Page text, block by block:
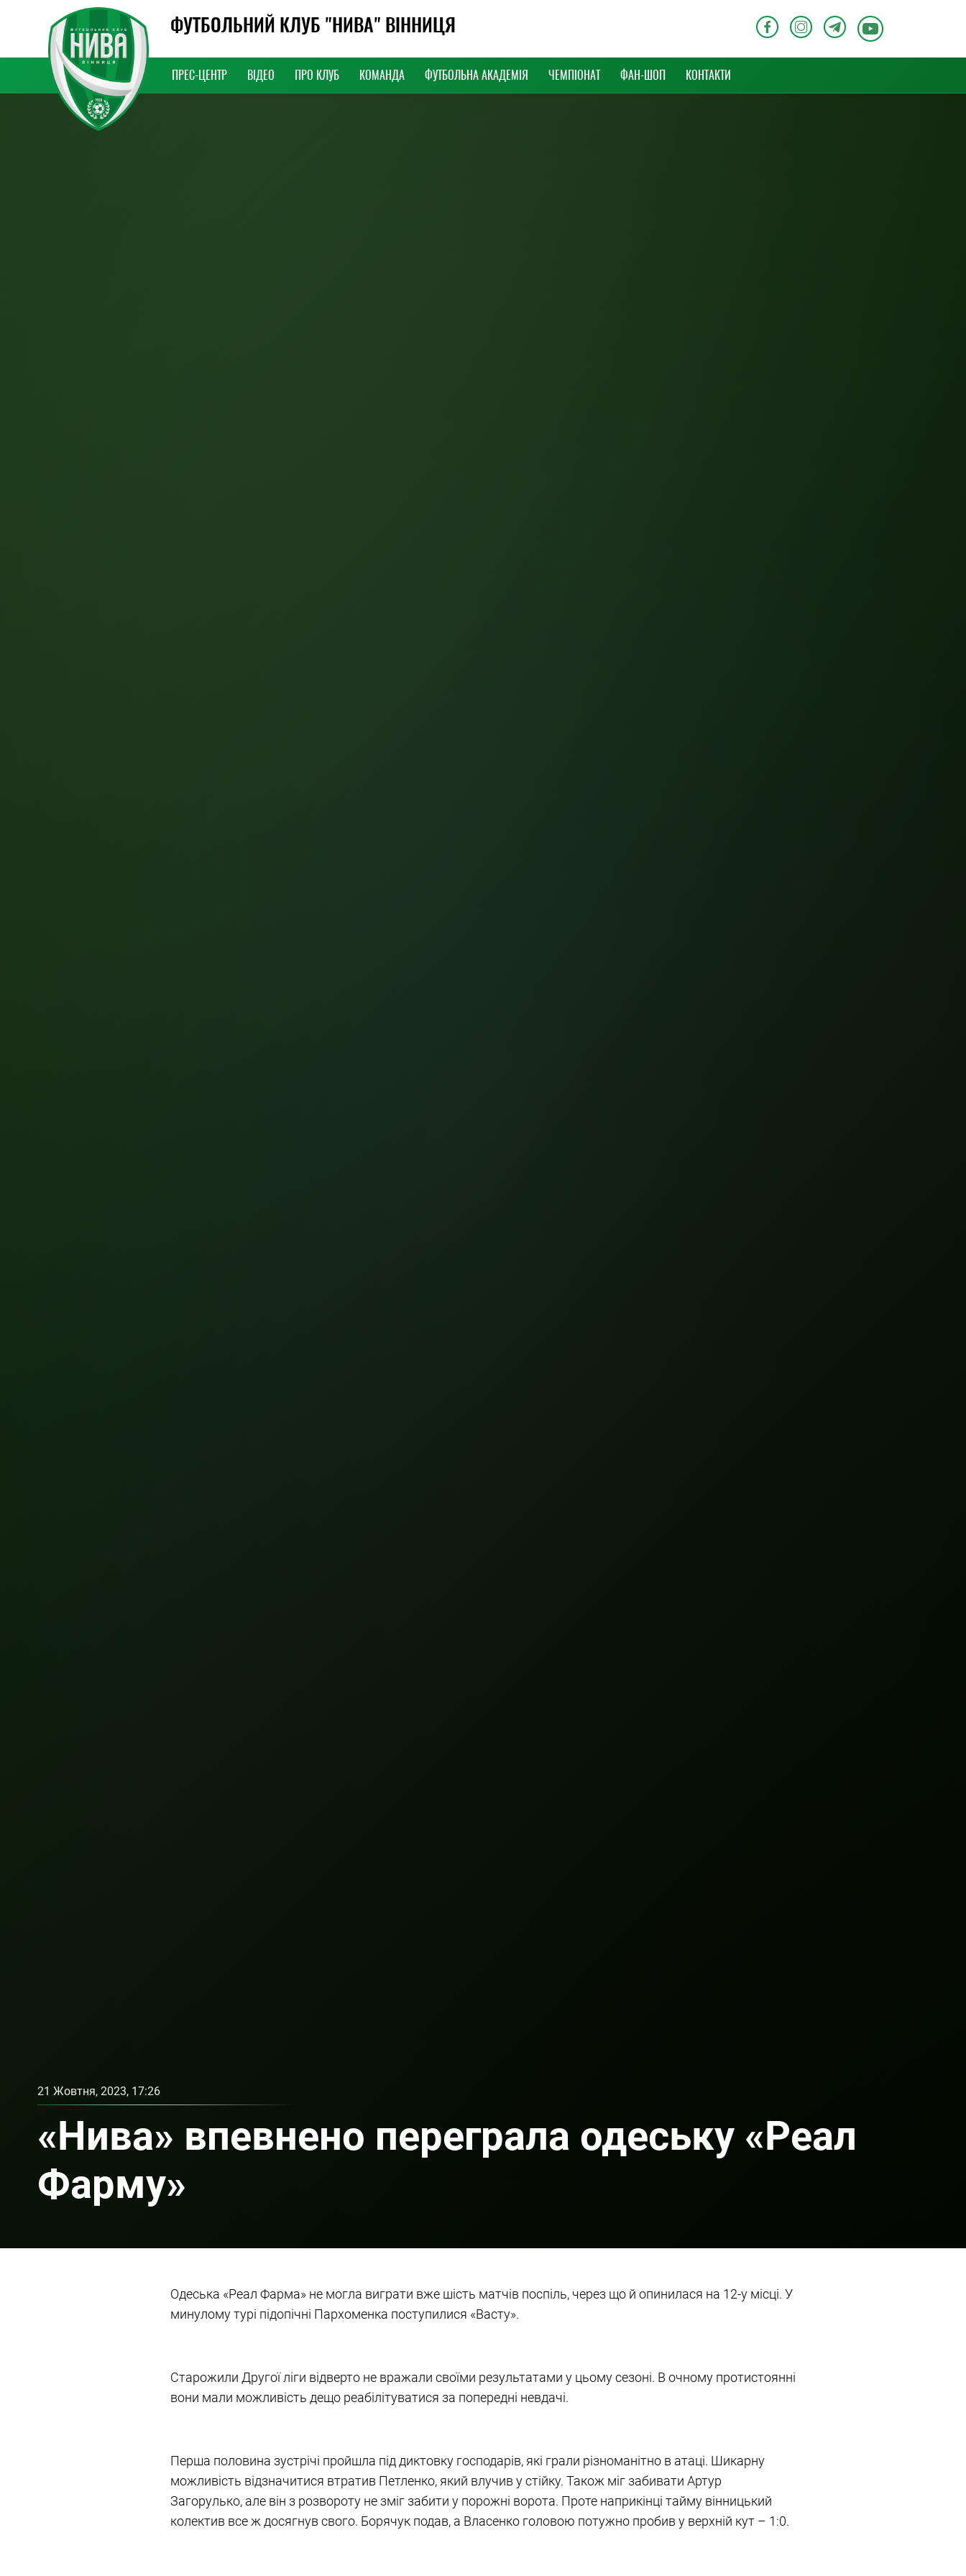
ФУТБОЛЬНИЙ КЛУБ "НИВА" ВІННИЦЯ
ПРЕС-ЦЕНТР ВІДЕО ПРО КЛУБ КОМАНДА ФУТБОЛЬНА АКАДЕМІЯ ЧЕМПІОНАТ ФАН-ШОП КОНТАКТИ
21 Жовтня, 2023, 17:26
«Нива» впевнено переграла одеську «Реал
Фарму»
Одеська «Реал Фарма» не могла виграти вже шість матчів поспіль, через що й опинилася на 12-у місці. У
минулому турі підопічні Пархоменка поступилися «Васту».
Старожили Другої ліги відверто не вражали своїми результатами у цьому сезоні. В очному протистоянні
вони мали можливість дещо реабілітуватися за попередні невдачі.
Перша половина зустрічі пройшла під диктовку господарів, які грали різноманітно в атаці. Шикарну
можливість відзначитися втратив Петленко, який влучив у стійку. Також міг забивати Артур
Загорулько, але він з розвороту не зміг забити у порожні ворота. Проте наприкінці тайму вінницький
колектив все ж досягнув свого. Борячук подав, а Власенко головою потужно пробив у верхній кут – 1:0.